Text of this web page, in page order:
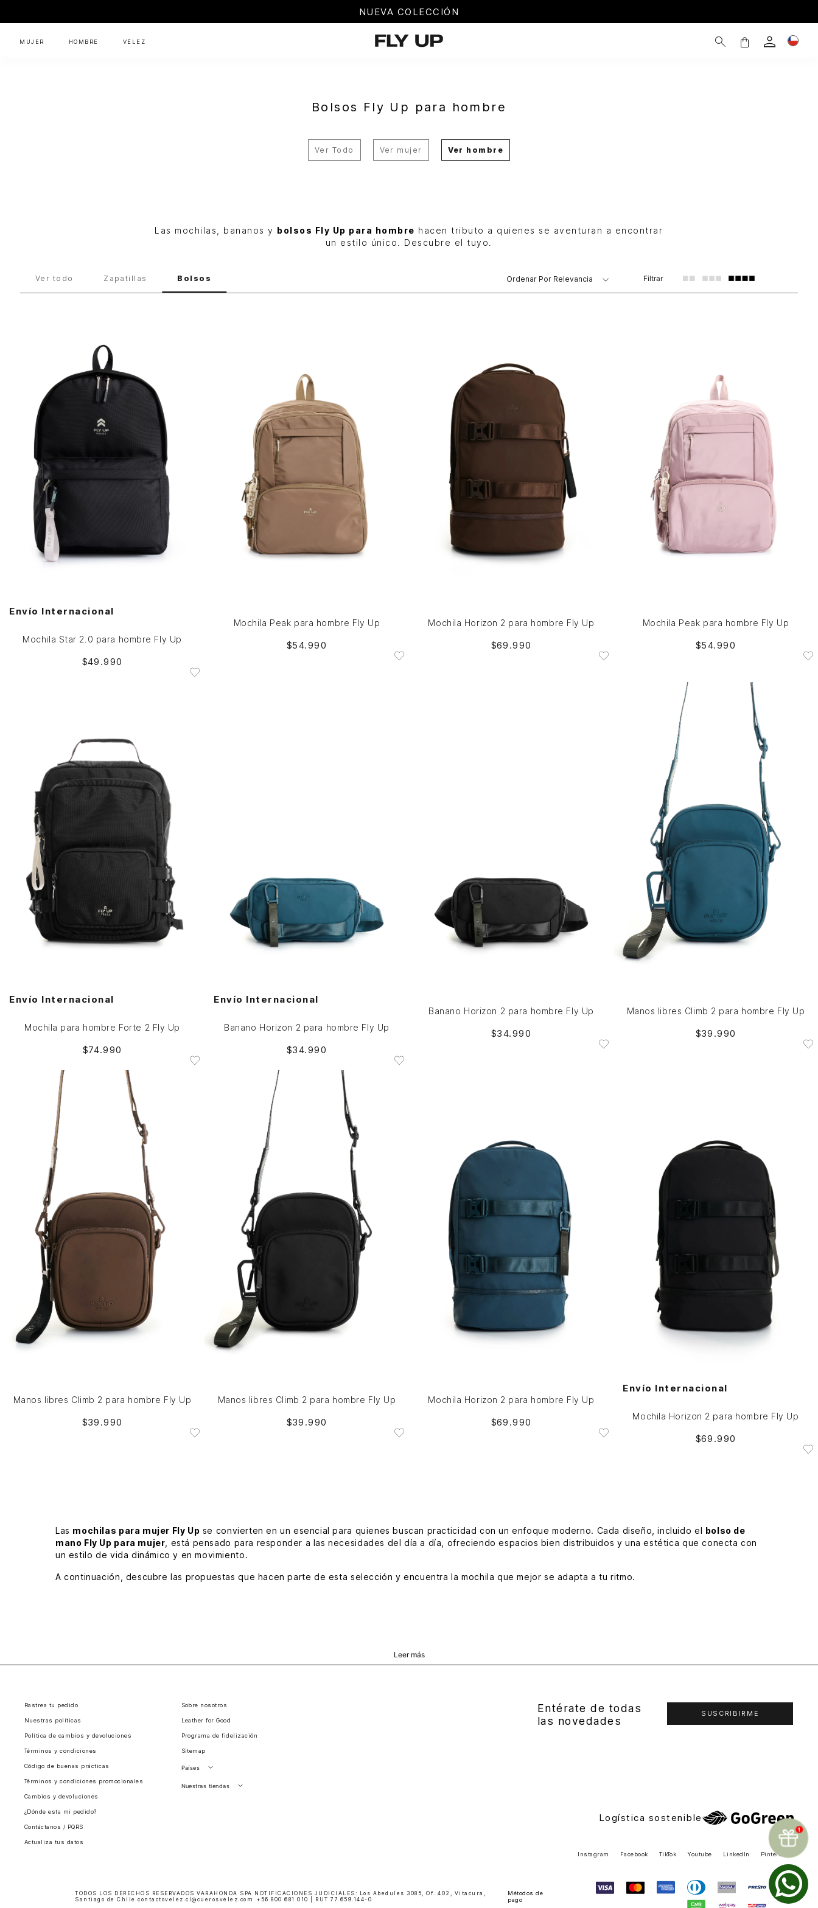
NUEVA COLECCIÓN
MUJER HOMBRE VÉLEZ
Bolsos Fly Up para hombre
Ver Todo Ver mujer Ver hombre
Las mochilas, bananos y bolsos Fly Up para hombre hacen tributo a quienes se aventuran a encontrar
un estilo único. Descubre el tuyo.
Ver todo
Zapatillas Bolsos Ordenar Por Relevancia Filtrar
Envío Internacional
Mochila Star 2.0 para hombre Fly Up
$49 .990
Mochila Peak para hombre Fly Up
$54.990
Mochila Horizon 2 para hombre Fly Up
$69 .990
Mochila Peak para hombre Fly Up
$54.990
Envío Internacional
Mochila para hombre Forte 2 Fly Up
$74.990
Envío Internacional
Banano Horizon 2 para hombre Fly Up
$34.990
Banano Horizon 2 para hombre Fly Up
$34.990
Manos libres Climb 2 para hombre Fly Up
$39 .990
Manos libres Climb 2 para hombre Fly Up
$39 .990
Manos libres Climb 2 para hombre Fly Up
$39 .990
Mochila Horizon 2 para hombre Fly Up
$69 .990
Envío Internacional
Mochila Horizon 2 para hombre Fly Up
$69 .990
Las mochilas para mujer Fly Up se convierten en un esencial para quienes buscan practicidad con un enfoque moderno. Cada diseño, incluido el bolso de
mano Fly Up para mujer , está pensado para responder a las necesidades del día a día, ofreciendo espacios bien distribuidos y una estética que conecta con
un estilo de vida dinámico y en movimiento.
A continuación, descubre las propuestas que hacen parte de esta selección y encuentra la mochila que mejor se adapta a tu ritmo.
Elige las mochilas Fly Up para mujer que mejor acompañen tu día y renueva tu imagencon piezas con actitud.
Leer más
Entérate de todas
las novedades
SUSCRIBIRME
Rastrea tu pedido
Nuestras políticas
Política de cambios y devoluciones
Términos y condiciones
Código de buenas prácticas
Términos y condiciones promocionales
Cambios y devoluciones
¿Dónde esta mi pedido?
Contáctanos / PQRS
Actualiza tus datos
Sobre nosotros
Leather for Good
Programa de fidelización
Sitemap
Países
Perú
Nuestras tiendas
Logística sostenible
Instagram Facebook TikTok Youtube LinkedIn Pinterest
Métodos de
pago
TODOS LOS DERECHOS RESERVADOS VARAHONDA SPA NOTIFICACIONES JUDICIALES: Los Abedules 3085, Of. 402, Vitacura,
Santiago de Chile contactovelez.cl@cuerosvelez.com +56 800 681 010 | RUT 77.659.144-0